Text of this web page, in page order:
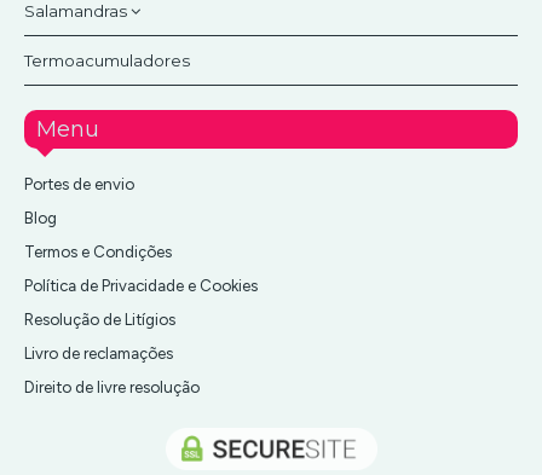
Monocelulares
Motobombas
Multicelulares
Periféricas
Filtros de água e elementos filtrantes
Kit eletrobomba solar
Quadros de comando
Skimmer
Água
Ar
Salamandras
Lenha sem ventilação
Lenha ventiladas
Pellets ventiladas
Termoacumuladores
Menu
Portes de envio
Blog
Termos e Condições
Política de Privacidade e Cookies
Resolução de Litígios
Livro de reclamações
Direito de livre resolução